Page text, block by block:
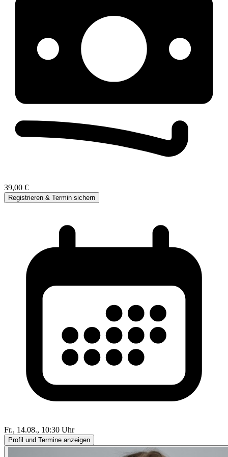
39,00 €
Registrieren & Termin sichern
Fr., 14.08., 10:30 Uhr
Profil und Termine anzeigen